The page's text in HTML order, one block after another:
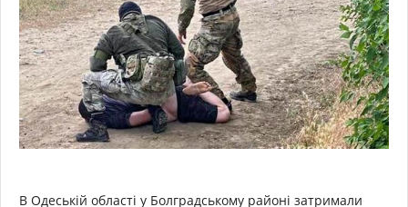
В Одеській області у Болградському районі затримали